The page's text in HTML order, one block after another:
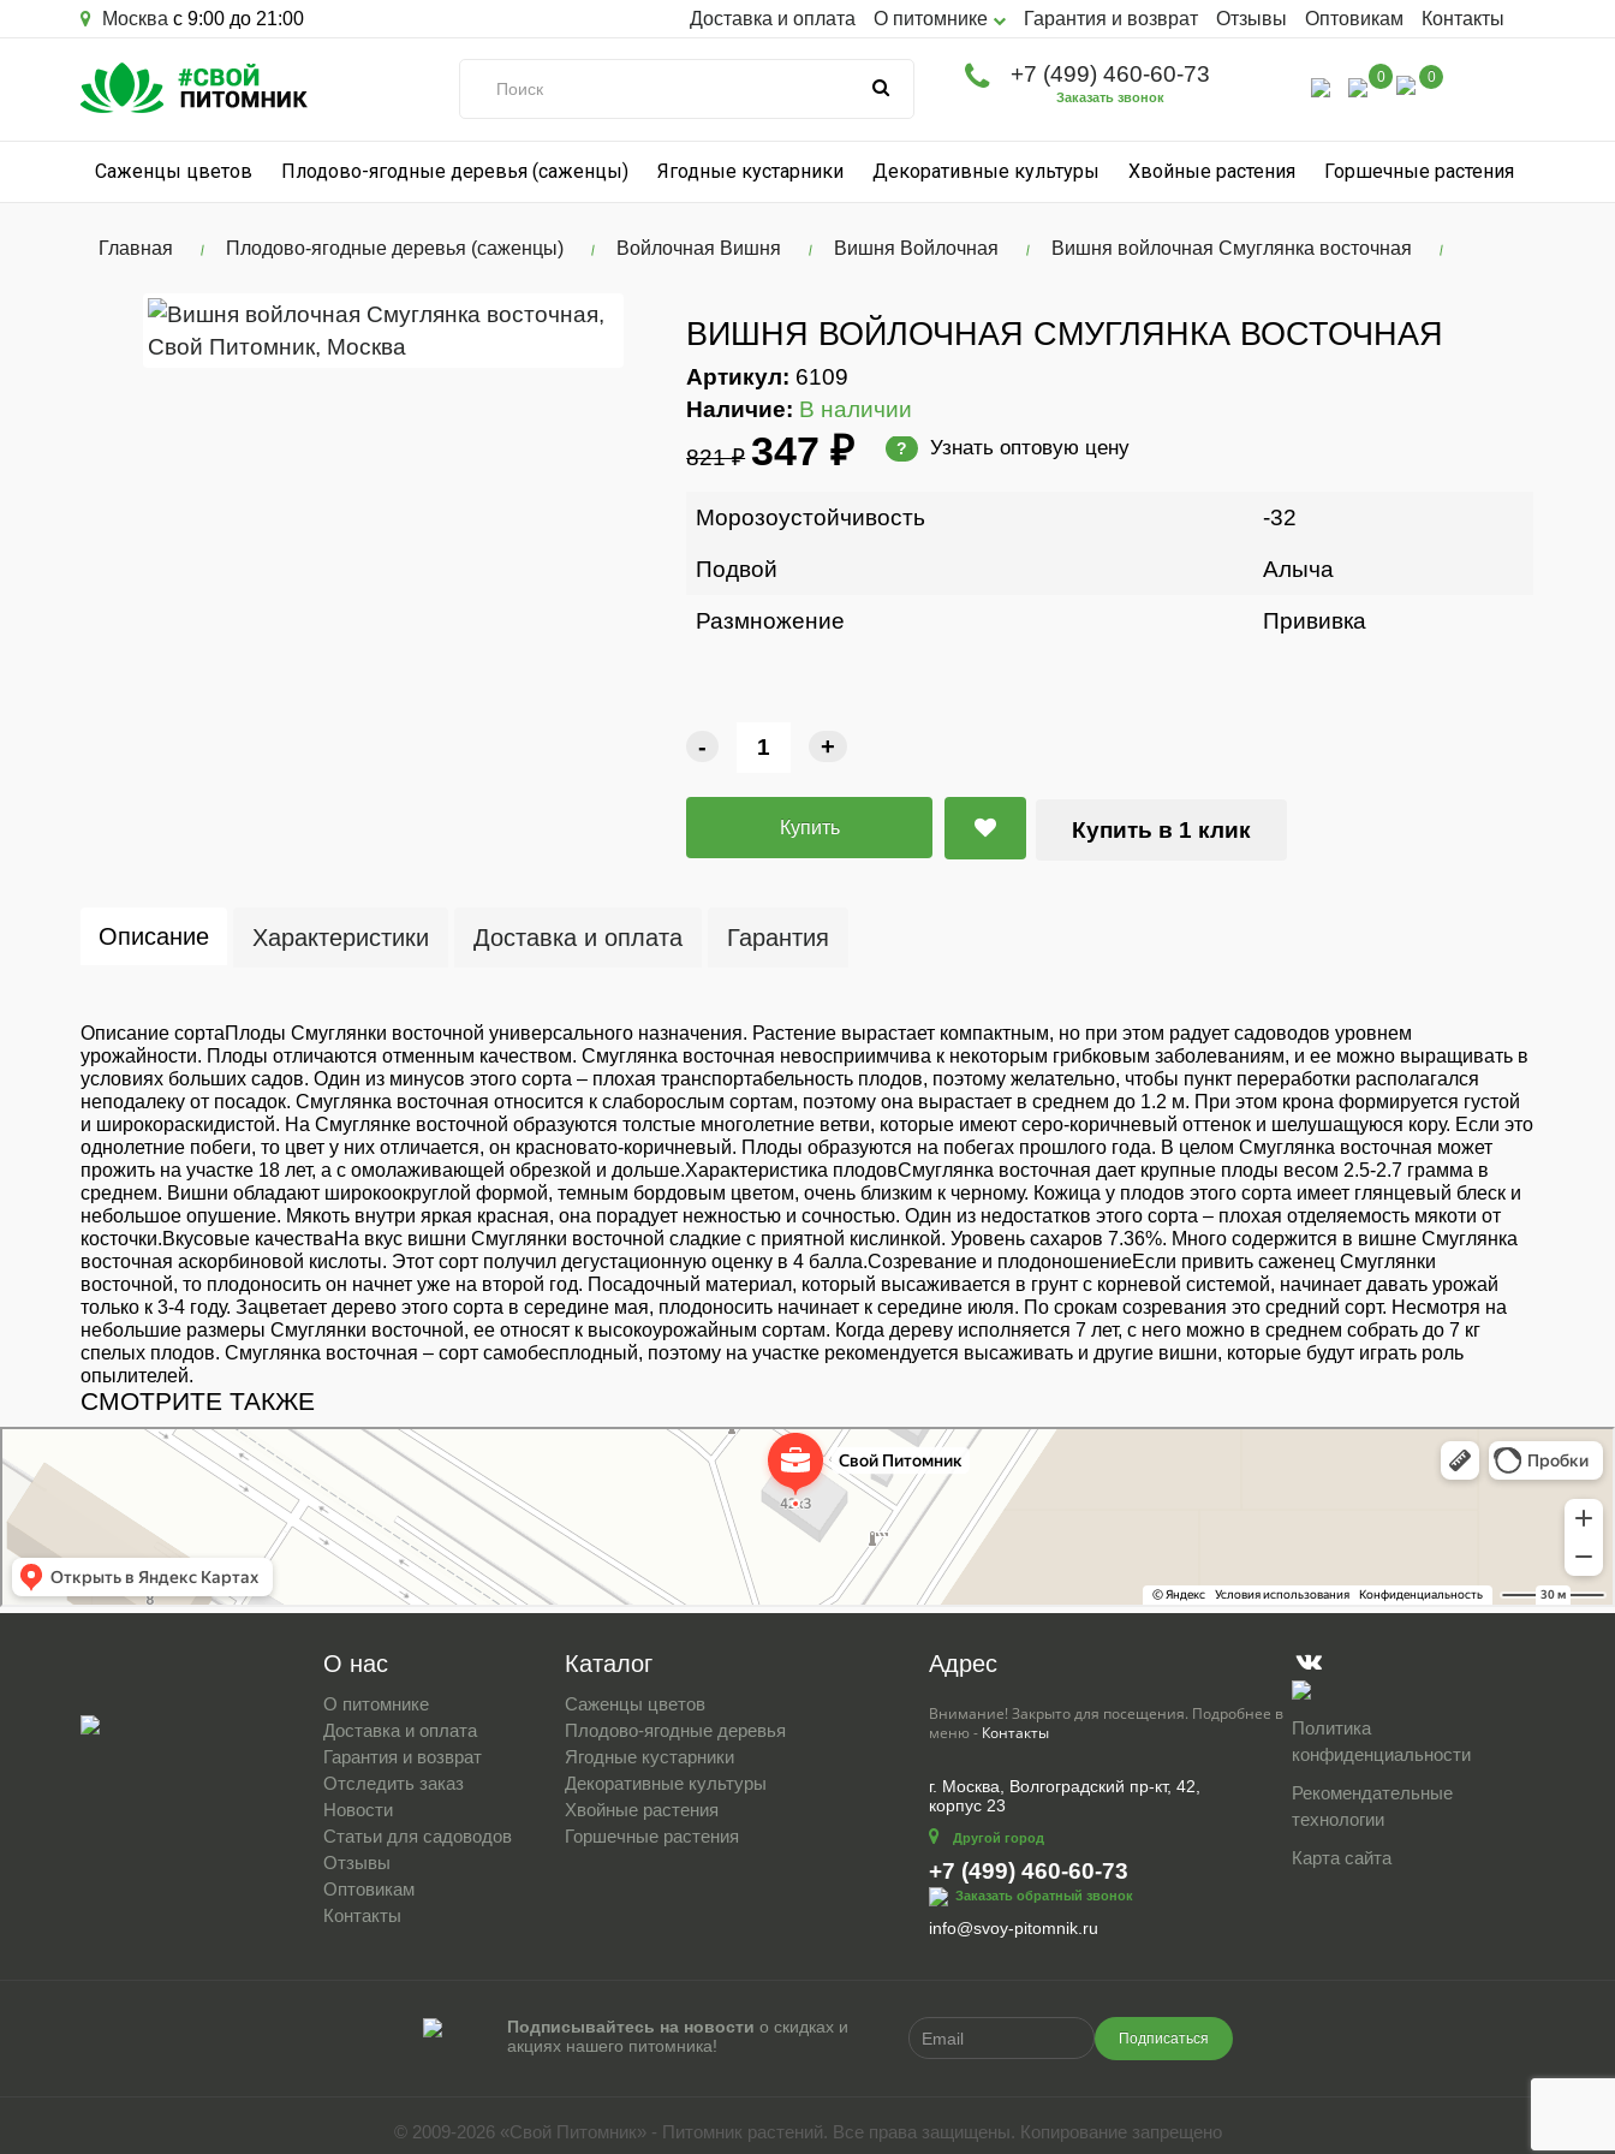
Москва с 9:00 до 21:00 Доставка и оплата О питомнике Гарантия и возврат Отзывы Оптовикам Контакты
+7 (499) 460-60-73
Заказать звонок
0 0
Саженцы цветов Плодово-ягодные деревья (саженцы) Ягодные кустарники Декоративные культуры Хвойные растения Горшечные растения
Главная Плодово-ягодные деревья (саженцы) Войлочная Вишня Вишня Войлочная Вишня войлочная Смуглянка восточная
ВИШНЯ ВОЙЛОЧНАЯ СМУГЛЯНКА ВОСТОЧНАЯ
Артикул: 6109
Наличие: В наличии
821 ₽ 347 ₽ ? Узнать оптовую цену
Морозоустойчивость -32
Подвой Алыча
Размножение Прививка
- +
Купить Купить в 1 клик
Описание Характеристики Доставка и оплата Гарантия
Описание сортаПлоды Смуглянки восточной универсального назначения. Растение вырастает компактным, но при этом радует садоводов уровнем
урожайности. Плоды отличаются отменным качеством. Смуглянка восточная невосприимчива к некоторым грибковым заболеваниям, и ее можно выращивать в
условиях больших садов. Один из минусов этого сорта – плохая транспортабельность плодов, поэтому желательно, чтобы пункт переработки располагался
неподалеку от посадок. Смуглянка восточная относится к слаборослым сортам, поэтому она вырастает в среднем до 1.2 м. При этом крона формируется густой
и широкораскидистой. На Смуглянке восточной образуются толстые многолетние ветви, которые имеют серо-коричневый оттенок и шелушащуюся кору. Если это
однолетние побеги, то цвет у них отличается, он красновато-коричневый. Плоды образуются на побегах прошлого года. В целом Смуглянка восточная может
прожить на участке 18 лет, а с омолаживающей обрезкой и дольше.Характеристика плодовСмуглянка восточная дает крупные плоды весом 2.5-2.7 грамма в
среднем. Вишни обладают широкоокруглой формой, темным бордовым цветом, очень близким к черному. Кожица у плодов этого сорта имеет глянцевый блеск и
небольшое опушение. Мякоть внутри яркая красная, она порадует нежностью и сочностью. Один из недостатков этого сорта – плохая отделяемость мякоти от
косточки.Вкусовые качестваНа вкус вишни Смуглянки восточной сладкие с приятной кислинкой. Уровень сахаров 7.36%. Много содержится в вишне Смуглянка
восточная аскорбиновой кислоты. Этот сорт получил дегустационную оценку в 4 балла.Созревание и плодоношениеЕсли привить саженец Смуглянки
восточной, то плодоносить он начнет уже на второй год. Посадочный материал, который высаживается в грунт с корневой системой, начинает давать урожай
только к 3-4 году. Зацветает дерево этого сорта в середине мая, плодоносить начинает к середине июля. По срокам созревания это средний сорт. Несмотря на
небольшие размеры Смуглянки восточной, ее относят к высокоурожайным сортам. Когда дереву исполняется 7 лет, с него можно в среднем собрать до 7 кг
спелых плодов. Смуглянка восточная – сорт самобесплодный, поэтому на участке рекомендуется высаживать и другие вишни, которые будут играть роль
опылителей.
СМОТРИТЕ ТАКЖЕ
Питомник растений в Москве
Садовый центр в Москве
О нас
О питомнике
Доставка и оплата
Гарантия и возврат
Отследить заказ
Новости
Статьи для садоводов
Отзывы
Оптовикам
Контакты
Каталог
Саженцы цветов
Плодово-ягодные деревья
Ягодные кустарники
Декоративные культуры
Хвойные растения
Горшечные растения
Адрес
Внимание! Закрыто для посещения. Подробнее в
меню - Контакты
г. Москва, Волгоградский пр-кт, 42,
корпус 23
Другой город
+7 (499) 460-60-73
Заказать обратный звонок
info@svoy-pitomnik.ru
Политика
конфиденциальности
Рекомендательные
технологии
Карта сайта
Подписывайтесь на новости о скидках и
акциях нашего питомника!
Подписаться
© 2009-2026 «Свой Питомник» - Питомник растений. Все права защищены. Копирование запрещено